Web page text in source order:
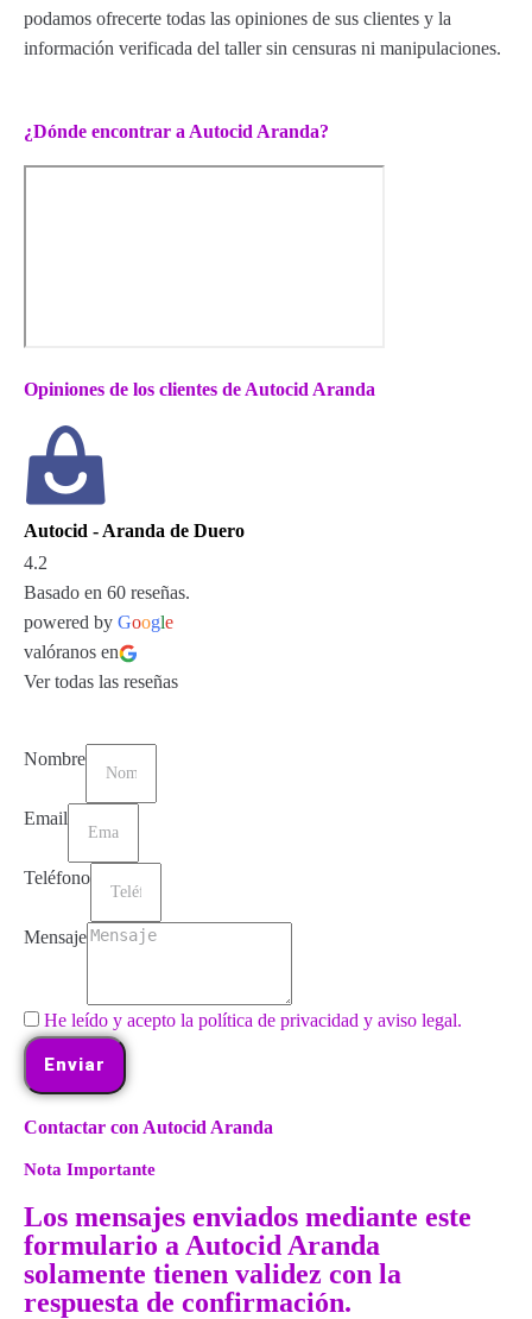
podamos ofrecerte todas las opiniones de sus clientes y la
información verificada del taller sin censuras ni manipulaciones.
¿Dónde encontrar a Autocid Aranda?
Opiniones de los clientes de Autocid Aranda
Autocid - Aranda de Duero
4.2
Basado en 60 reseñas.
powered by Google
valóranos en
Ver todas las reseñas
Nombre
Email
Teléfono
Mensaje
He leído y acepto la política de privacidad y aviso legal.
Enviar
Contactar con Autocid Aranda
Nota Importante
Los mensajes enviados mediante este
formulario a Autocid Aranda
solamente tienen validez con la
respuesta de confirmación.